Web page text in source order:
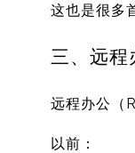
这也是很多
三、远程
远程办公（
以前：